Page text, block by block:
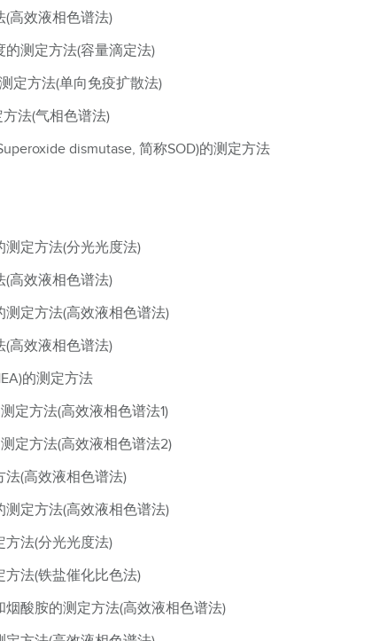
高效液相色谱法)
测定方法(容量滴定法)
定方法(单向免疫扩散法)
法(气相色谱法)
dismutase, 简称SOD)的测定方法
定方法(分光光度法)
高效液相色谱法)
定方法(高效液相色谱法)
高效液相色谱法)
的测定方法
定方法(高效液相色谱法1)
定方法(高效液相色谱法2)
(高效液相色谱法)
定方法(高效液相色谱法)
法(分光光度法)
法(铁盐催化比色法)
酸胺的测定方法(高效液相色谱法)